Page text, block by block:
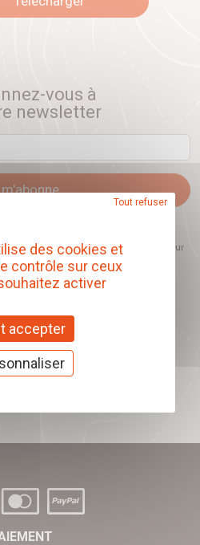
vous à
newsletter
à tout moment et reste sans incidence sur
nos chèques
des cookies et
contrôle sur ceux
activer
accepter
Tout refuser